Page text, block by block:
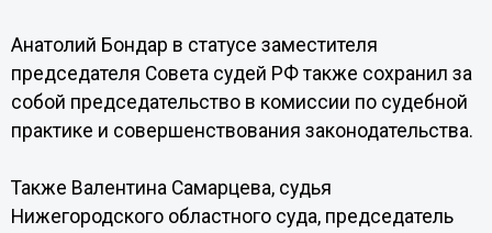
Анатолий Бондар в статусе заместителя
председателя Совета судей РФ также сохранил за
собой председательство в комиссии по судебной
практике и совершенствования законодательства.
Также Валентина Самарцева, судья
Нижегородского областного суда, председатель